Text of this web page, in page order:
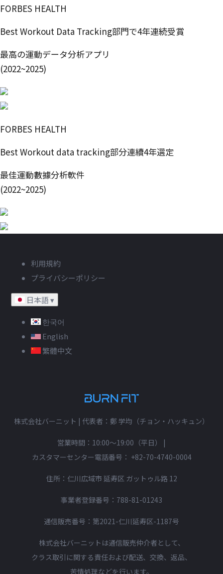
FORBES HEALTH
Best Workout Data Tracking部門で4年連続受賞
最高の運動データ分析アプリ
(2022~2025)
FORBES HEALTH
Best Workout data tracking部分連續4年選定
最佳運動數據分析軟件
(2022~2025)
利用規約
プライバシーポリシー
日本語▾
한국어
English
繁體中文
株式会社バーニット | 代表者：鄭 学均（チョン・ハッキュン）
営業時間：10:00〜19:00（平日）
|
カスタマーセンター電話番号： +82-70-4740-0004
住所：仁川広域市 延寿区 ガットゥル路 12
事業者登録番号：788-81-01243
通信販売番号：第2021-仁川延寿区-1187号
株式会社バーニットは通信販売仲介者として、
クラス取引に関する責任および配送、交換、返品、
苦情処理などを行います。